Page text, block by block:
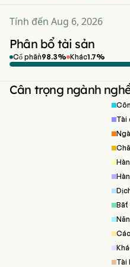
Tính đến Aug 6, 2026
Phân bổ tài sản
Cổ phần98.3% Khác1.7%
Cân trọng ngành
Tài
Bất
Tài